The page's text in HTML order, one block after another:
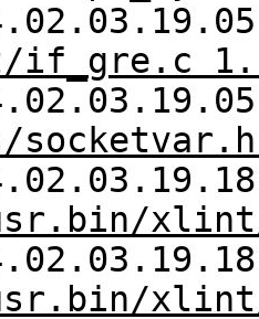
if_gre.c
xlint/